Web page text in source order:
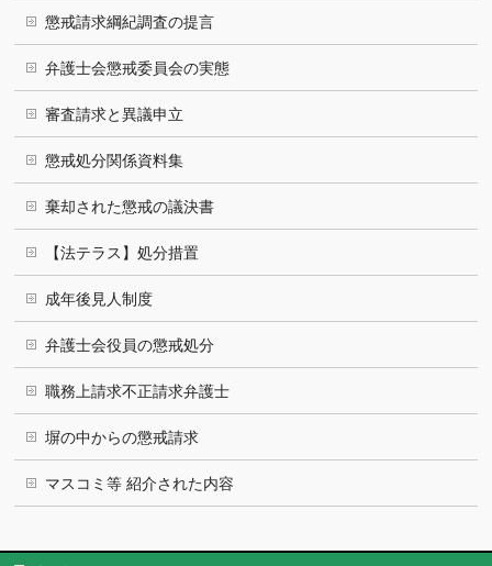
懲戒請求綱紀調査の提言
弁護士会懲戒委員会の実態
審査請求と異議申立
懲戒処分関係資料集
棄却された懲戒の議決書
【法テラス】処分措置
成年後見人制度
弁護士会役員の懲戒処分
職務上請求不正請求弁護士
塀の中からの懲戒請求
マスコミ等 紹介された内容